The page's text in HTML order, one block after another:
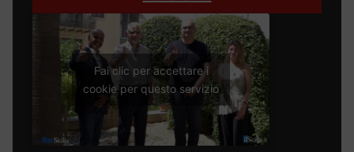
Fai clic per accettare i
cookie per questo servizio